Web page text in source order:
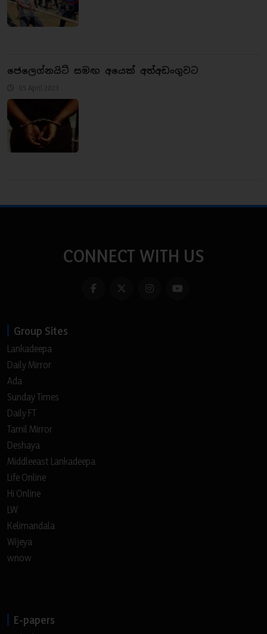
ජෙලෙග්නයිට් සමඟ අයෙක් අත්අඩංගුවට
05 April 2023
CONNECT WITH US
Group Sites
Lankadeepa
Daily Mirror
Ada
Sunday Times
Daily FT
Tamil Mirror
Deshaya
Middleeast Lankadeepa
Life Online
Hi Online
LW
Kelimandala
Wijeya
wnow
E-papers